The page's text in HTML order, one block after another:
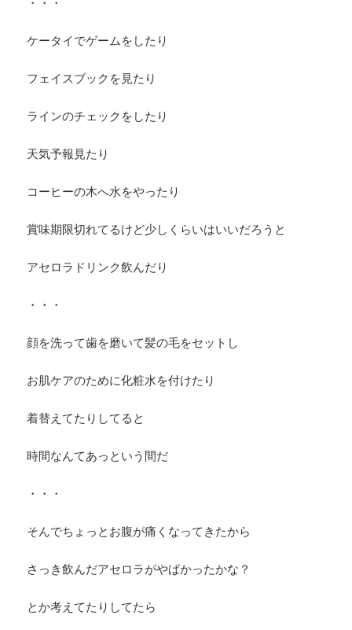
・・・
ケータイでゲームをしたり
フェイスブックを見たり
ラインのチェックをしたり
天気予報見たり
コーヒーの木へ水をやったり
賞味期限切れてるけど少しくらいはいいだろうと
アセロラドリンク飲んだり
・・・
顔を洗って歯を磨いて髪の毛をセットし
お肌ケアのために化粧水を付けたり
着替えてたりしてると
時間なんてあっという間だ
・・・
そんでちょっとお腹が痛くなってきたから
さっき飲んだアセロラがやばかったかな？
とか考えてたりしてたら